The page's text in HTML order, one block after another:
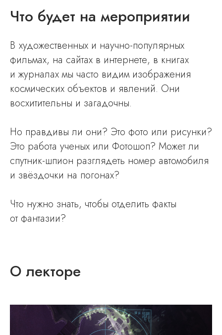
Что будет на мероприятии
В художественных и научно-популярных
фильмах, на сайтах в интернете, в книгах
и журналах мы часто видим изображения
космиче ских объектов и явлений. Они
восхитительны и загадочны.
Но правдивы ли они? Это фото или рисунки?
Это работа ученых или Фотошоп? Может ли
спутник-шпион разглядеть номер автомобиля
и звёздочки на погонах?
Что нужно знать, чтобы отделить факты
от фантазии?
О лекторе